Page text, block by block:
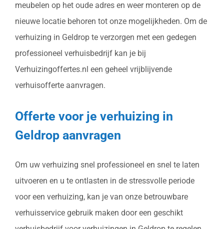
meubelen op het oude adres en weer monteren op de
nieuwe locatie behoren tot onze mogelijkheden. Om de
verhuizing in Geldrop te verzorgen met een gedegen
professioneel verhuisbedrijf kan je bij
Verhuizingoffertes.nl een geheel vrijblijvende
verhuisofferte aanvragen.
Offerte voor je verhuizing in
Geldrop aanvragen
Om uw verhuizing snel professioneel en snel te laten
uitvoeren en u te ontlasten in de stressvolle periode
voor een verhuizing, kan je van onze betrouwbare
verhuisservice gebruik maken door een geschikt